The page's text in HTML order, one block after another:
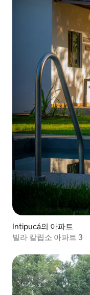
Intipucá의 아파트
빌라 칼립소 아파트 3